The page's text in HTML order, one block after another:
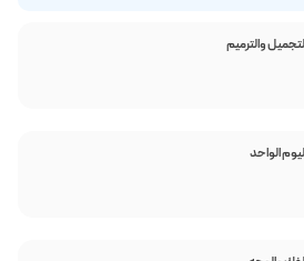
والترميم
الواحد